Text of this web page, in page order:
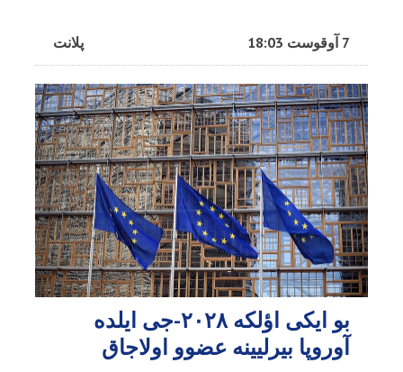
پلانت 7 آوقوست 18:03
بو ایکی اؤلکه ۲۰۲۸-جی ایلده
آوروپا بیرلیینه عضوو اولاجاق